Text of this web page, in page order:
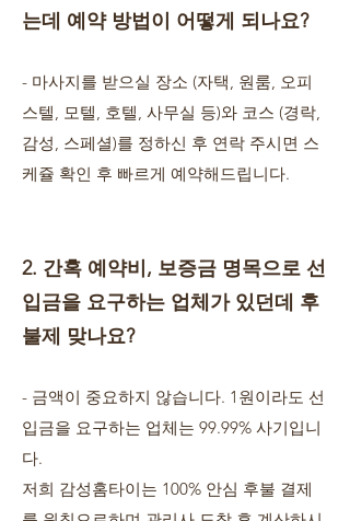
는데 예약 방법이 어떻게 되나요?
- 마사지를 받으실 장소 (자택, 원룸, 오피
스텔, 모텔, 호텔, 사무실 등)와 코스 (경락,
감성, 스페셜)를 정하신 후 연락 주시면 스
케쥴 확인 후 빠르게 예약해드립니다.
2. 간혹 예약비, 보증금 명목으로 선
입금을 요구하는 업체가 있던데 후
불제 맞나요?
- 금액이 중요하지 않습니다. 1원이라도 선
입금을 요구하는 업체는 99.99% 사기입니
다.
저희 감성홈타이는 100% 안심 후불 결제